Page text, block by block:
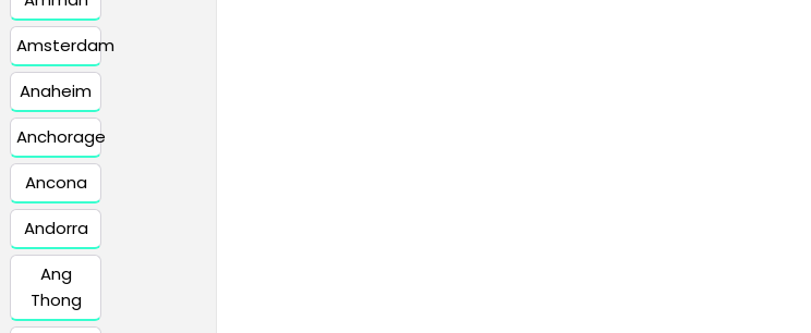
Amsterdam
Anaheim
Anchorage
Ancona
Andorra
Ang
Thong